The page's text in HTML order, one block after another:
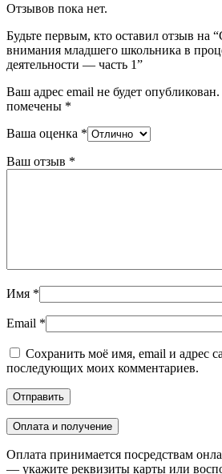
Отзывов пока нет.
Будьте первым, кто оставил отзыв на
внимания младшего школьника в
деятельности — часть 1”
Ваш адрес email не будет опубликован.
помечены *
Ваша оценка *
Ваш отзыв *
Имя *
Email *
Сохранить моё имя, email и адрес
последующих моих комментариев.
Оплата и получение
Оплата принимается посредствам
— укажите реквизиты карты или